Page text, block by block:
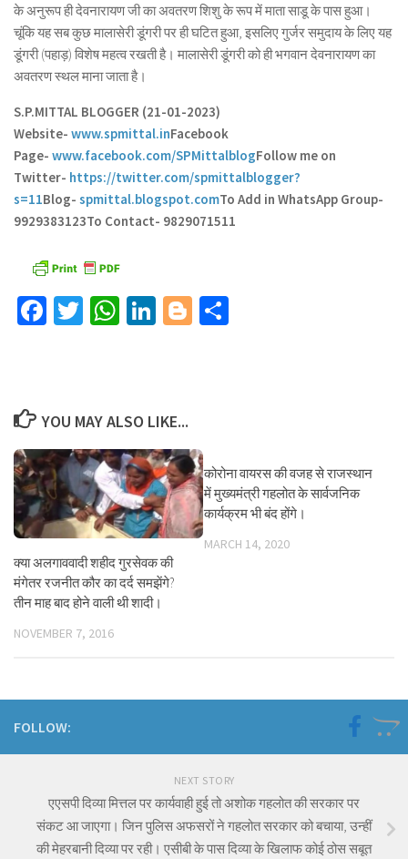
के अनुरूप ही देवनारायण जी का अवतरण शिशु के रूप में माता साडू के पास हुआ।
चूंकि यह सब कुछ मालासेरी डूंगरी पर ही घटित हुआ, इसलिए गुर्जर समुदाय के लिए यह
डूंगरी (पहाड़) विशेष महत्व रखती है। मालासेरी डूंगरी को ही भगवान देवनारायण का
अवतरण स्थल माना जाता है।
S.P.MITTAL BLOGGER (21-01-2023)
Website- www.spmittal.inFacebook
Page- www.facebook.com/SPMittalblogFollow me on
Twitter- https://twitter.com/spmittalblogger?
s=11Blog- spmittal.blogspot.comTo Add in WhatsApp Group-
9929383123To Contact- 9829071511
Facebook
TwitterWhatsApp
LinkedIn
Blogger
YOU MAY ALSO LIKE...
क्या अलगाववादी शहीद गुरसेवक की
मंगेतर रजनीत कौर का दर्द समझेंगे?
तीन माह बाद होने वाली थी शादी।
NOVEMBER 7, 2016
कोरोना वायरस की वजह से राजस्थान
में मुख्यमंत्री गहलोत के सार्वजनिक
कार्यक्रम भी बंद होंगे।
MARCH 14, 2020
FOLLOW:
NEXT STORY
एएसपी दिव्या मित्तल पर कार्यवाही हुई तो अशोक गहलोत की सरकार पर
संकट आ जाएगा। जिन पुलिस अफसरों ने गहलोत सरकार को बचाया, उन्हीं
की मेहरबानी दिव्या पर रही। एसीबी के पास दिव्या के खिलाफ कोई ठोस सबूत